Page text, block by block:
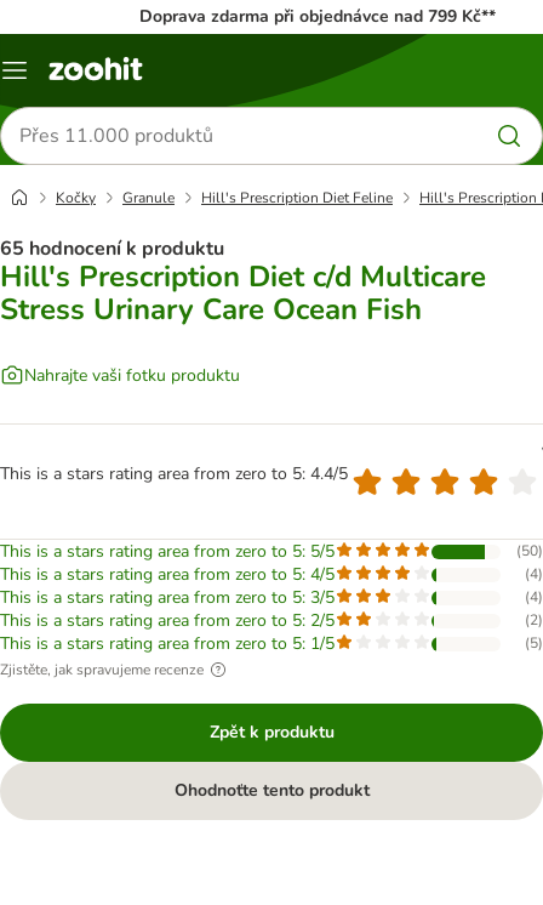
Doprava zdarma při objednávce nad 799 Kč**
Menu
Hledat
produkty
Kočky Granule Hill's Prescription Diet Feline Hill's Prescription
65 hodnocení k produktu
Hill's Prescription Diet c/d Multicare
Stress Urinary Care Ocean Fish
Nahrajte vaši fotku produktu
This is a stars rating area from zero to 5: 4.4/5
This is a stars rating area from zero to 5: 5/5 (50)
This is a stars rating area from zero to 5: 4/5 (4)
This is a stars rating area from zero to 5: 3/5 (4)
This is a stars rating area from zero to 5: 2/5 (2)
This is a stars rating area from zero to 5: 1/5 (5)
Zjistěte, jak spravujeme recenze
Zpět k produktu
Ohodnoťte tento produkt